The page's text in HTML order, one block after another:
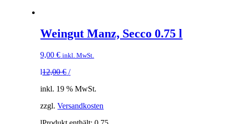
Weingut Manz, Secco 0.75 l
9,00€ inkl. MwSt.
12,00€ /
l
inkl. 19 % MwSt.
zzgl.Versandkosten